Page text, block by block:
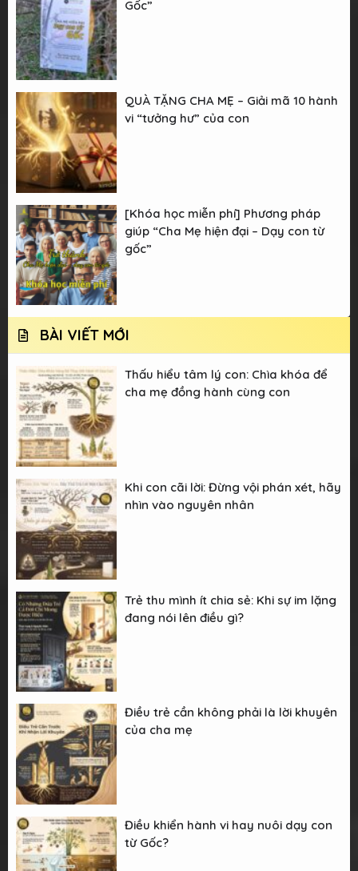
Gốc”
QUÀ TẶNG CHA MẸ – Giải mã 10 hành
vi “tưởng hư” của con
[Khóa học miễn phí] Phương pháp
giúp “Cha Mẹ hiện đại – Dạy con từ
gốc”
BÀI VIẾT MỚI
Thấu hiểu tâm lý con: Chìa khóa để
cha mẹ đồng hành cùng con
Khi con cãi lời: Đừng vội phán xét, hãy
nhìn vào nguyên nhân
Trẻ thu mình ít chia sẻ: Khi sự im lặng
đang nói lên điều gì?
Điều trẻ cần không phải là lời khuyên
của cha mẹ
Điều khiển hành vi hay nuôi dạy con
từ Gốc?